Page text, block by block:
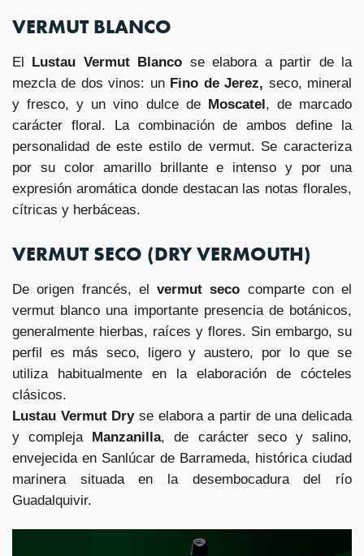
VERMUT BLANCO
El Lustau Vermut Blanco se elabora a partir de la
mezcla de dos vinos: un Fino de Jerez, seco, mineral
y fresco, y un vino dulce de
Moscatel , de marcado
carácter floral. La combinación de ambos define la
personalidad de este estilo de vermut. Se caracteriza
por su color amarillo brillante e intenso y por una
expresión aromática donde destacan las notas florales,
cítricas y herbáceas.
VERMUT SECO (DRY VERMOUTH)
De origen francés, el vermut seco comparte con el
vermut blanco una importante presencia de botánicos,
generalmente hierbas, raíces y flores. Sin embargo, su
perfil es más seco, ligero y austero, por lo que se
utiliza habitualmente en la elaboración de cócteles
clásicos.
Lustau Vermut Dryse elabora a partir de una delicada
y compleja Manzanilla, de carácter seco y salino,
envejecida en Sanlúcar de Barrameda, histórica ciudad
marinera situada en la desembocadura del río
Guadalquivir.